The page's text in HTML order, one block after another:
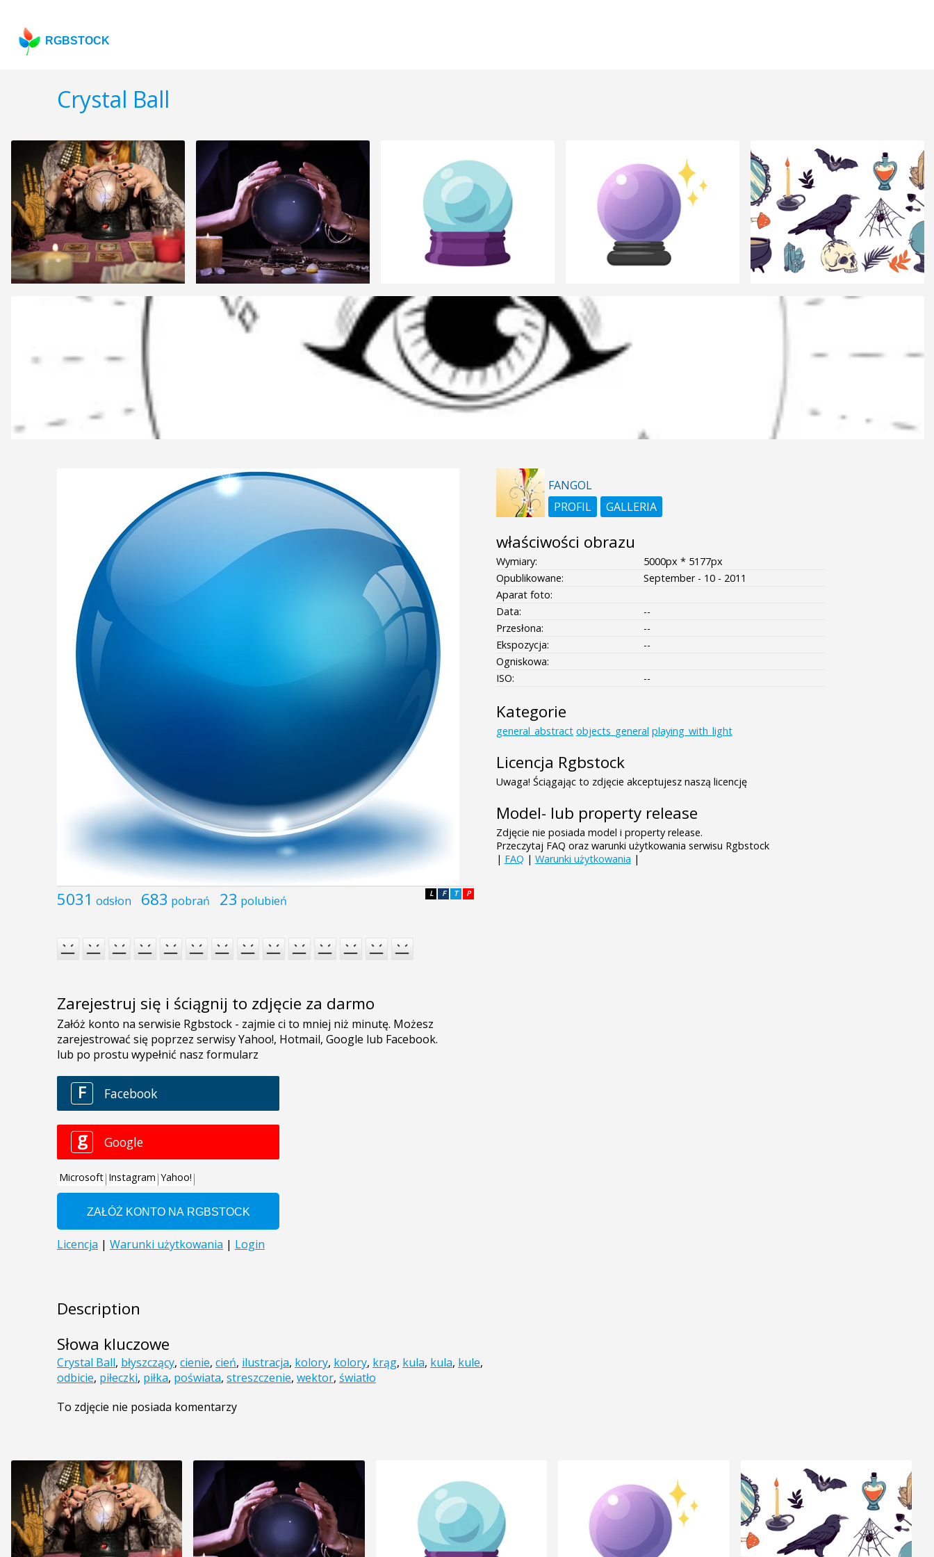
RGBSTOCK
Crystal Ball
5031 odsłon 683 pobrań 23 polubień P
T
F
L
Zarejestruj się i ściągnij to zdjęcie za darmo
Description
Słowa kluczowe
Crystal Ball, błyszczący, cienie, cień, ilustracja, kolory, kolory, krąg, kula, kula, kule,
odbicie, piłeczki, piłka, poświata, streszczenie, wektor, światło
To zdjęcie nie posiada komentarzy
FANGOL
PROFIL
GALLERIA
właściwości obrazu
Wymiary:
5000px * 5177px
Opublikowane:
September - 10 - 2011
Aparat foto:
Data:
--
Przesłona:
--
Ekspozycja:
--
Ogniskowa:
ISO:
--
Kategorie
general_abstract objects_general playing_with_light
Licencja Rgbstock
Uwaga! Ściągając to zdjęcie akceptujesz naszą licencję
Model- lub property release
Zdjęcie nie posiada model i property release.
Przeczytaj FAQ oraz warunki użytkowania serwisu Rgbstock
| FAQ | Warunki użytkowania |